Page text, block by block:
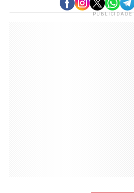
PUBLICIDADE